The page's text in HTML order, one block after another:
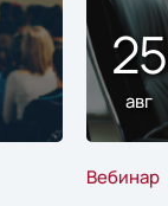
25
авг
Вебинар